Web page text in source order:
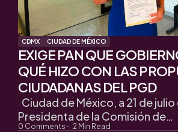
CDMX CIUDAD DE MÉXICO
EXIGE PAN QUE
QUÉ HIZO CON LAS
CIUDADANAS DEL PGD
0 Comments 2 Min Read
Ciudad de México, a 21 de
Presidenta de la Comisión de…